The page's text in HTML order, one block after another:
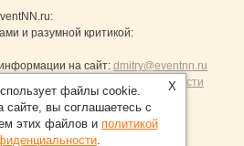
:
и разумной критикой:
на сайт: dmitry@eventnn.ru
и политика конфиденциальности
X
файлы cookie.
сайте, вы соглашаетесь с
этих файлов и политикой
.